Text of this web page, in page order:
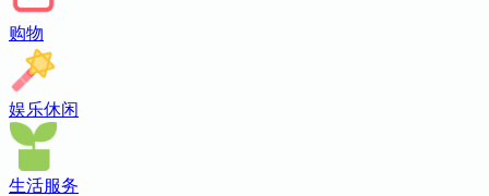
购物
娱乐休闲
生活服务